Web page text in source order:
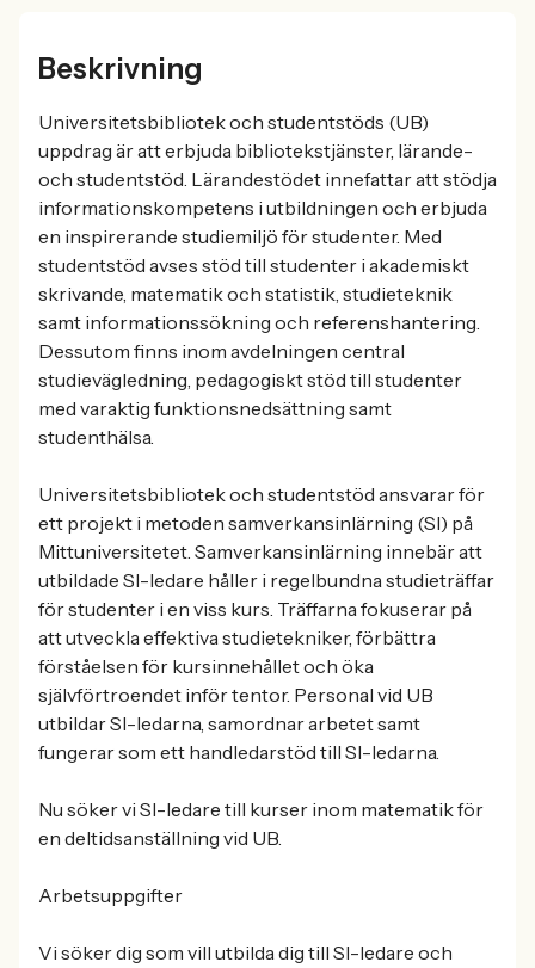
Beskrivning
Universitetsbibliotek och studentstöds (UB)
uppdrag är att erbjuda bibliotekstjänster, lärande-
och studentstöd. Lärandestödet innefattar att stödja
informationskompetens i utbildningen och erbjuda
en inspirerande studiemiljö för studenter. Med
studentstöd avses stöd till studenter i akademiskt
skrivande, matematik och statistik, studieteknik
samt informationssökning och referenshantering.
Dessutom finns inom avdelningen central
studievägledning, pedagogiskt stöd till studenter
med varaktig funktionsnedsättning samt
studenthälsa.
Universitetsbibliotek och studentstöd ansvarar för
ett projekt i metoden samverkansinlärning (SI) på
Mittuniversitetet. Samverkansinlärning innebär att
utbildade SI-ledare håller i regelbundna studieträffar
för studenter i en viss kurs. Träffarna fokuserar på
att utveckla effektiva studietekniker, förbättra
förståelsen för kursinnehållet och öka
självförtroendet inför tentor. Personal vid UB
utbildar SI-ledarna, samordnar arbetet samt
fungerar som ett handledarstöd till SI-ledarna.
Nu söker vi SI-ledare till kurser inom matematik för
en deltidsanställning vid UB.
Arbetsuppgifter
Vi söker dig som vill utbilda dig till SI-ledare och